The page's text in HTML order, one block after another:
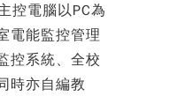
控電腦以PC為
電能監控管理
控系統、全校
時亦自編教